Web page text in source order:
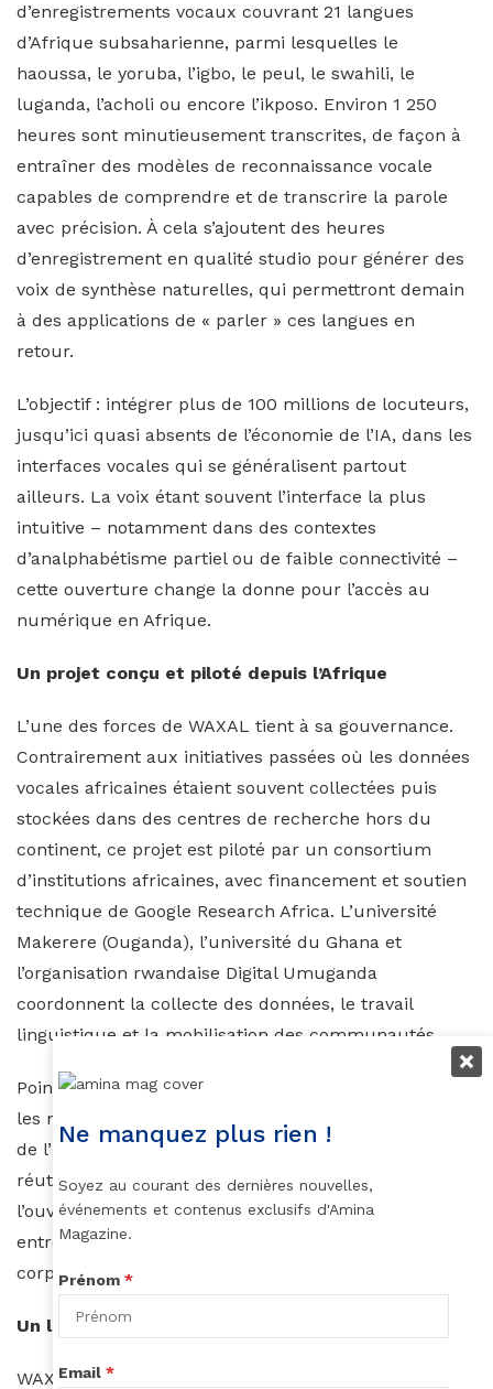
d’enregistrements vocaux couvrant 21 langues
d’Afrique subsaharienne, parmi lesquelles le
haoussa, le yoruba, l’igbo, le peul, le swahili, le
luganda, l’acholi ou encore l’ikposo. Environ 1 250
heures sont minutieusement transcrites, de façon à
entraîner des modèles de reconnaissance vocale
capables de comprendre et de transcrire la parole
avec précision. À cela s’ajoutent des heures
d’enregistrement en qualité studio pour générer des
voix de synthèse naturelles, qui permettront demain
à des applications de « parler » ces langues en
retour.
L’objectif : intégrer plus de 100 millions de locuteurs,
jusqu’ici quasi absents de l’économie de l’IA, dans les
interfaces vocales qui se généralisent partout
ailleurs. La voix étant souvent l’interface la plus
intuitive – notamment dans des contextes
d’analphabétisme partiel ou de faible connectivité –
cette ouverture change la donne pour l’accès au
numérique en Afrique.
Un projet conçu et piloté depuis l’Afrique
L’une des forces de WAXAL tient à sa gouvernance.
Contrairement aux initiatives passées où les données
vocales africaines étaient souvent collectées puis
stockées dans des centres de recherche hors du
continent, ce projet est piloté par un consortium
d’institutions africaines, avec financement et soutien
technique de Google Research Africa. L’université
Makerere (Ouganda), l’université du Ghana et
l’organisation rwandaise Digital Umuganda
coordonnent la collecte des données, le travail
linguistique et la mobilisation des communautés.
Point crucial : la propriété des données reste entre
les mains de ces institutions africaines, qui décident
de l’usage, des licences et des conditions de
réutilisation. C’est un renversement majeur. Ici,
l’ouverture sert d’abord les chercheurs, étudiants et
entrepreneurs locaux, qui disposent enfin d’un
corpus de haute qualité dans leurs propres langues.
Un levier pour l’écosystème tech africain
WAXAL arrive dans un contexte où se multiplient les
Ne manquez plus rien !
Soyez au courant des dernières nouvelles,
événements et contenus exclusifs d'Amina
Magazine.
Prénom *
Email *